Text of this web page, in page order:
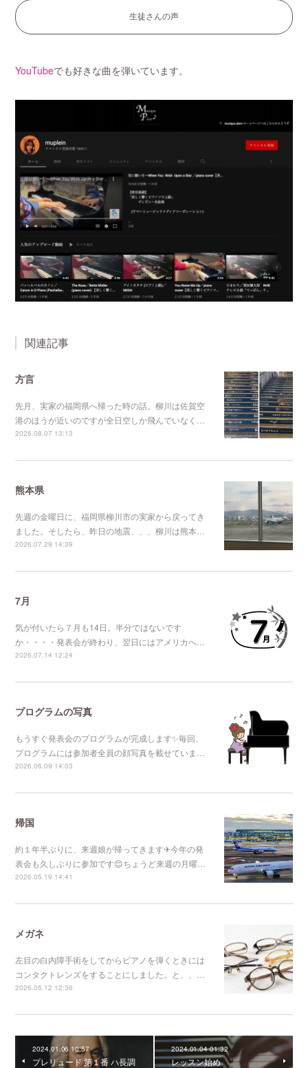
生徒さんの声
YouTubeでも好きな曲を弾いています。
関連記事
方言
先月、実家の福岡県へ帰った時の話。柳川は佐賀空
港のほうが近いのですが全日空しか飛んでいなく…
2026.08.07 13:13
熊本県
先週の金曜日に、福岡県柳川市の実家から戻ってき
ました。そしたら、昨日の地震、、、柳川は熊本…
2026.07.29 14:39
7月
気が付いたら７月も14日。半分ではないです
か・・・・発表会が終わり、翌日にはアメリカへ…
2026.07.14 12:24
プログラムの写真
もうすぐ発表会のプログラムが完成します✨毎回、
プログラムには参加者全員の顔写真を載せていま…
2026.06.09 14:03
帰国
約１年半ぶりに、来週娘が帰ってきます✈今年の発
表会も久しぶりに参加です😊ちょうど来週の月曜…
2026.05.19 14:41
メガネ
左目の白内障手術をしてからピアノを弾くときには
コンタクトレンズをすることにしました。と、、…
2026.05.12 12:36
2024.01.06 10:57
プレリュード 第１番 ハ長調
2024.01.04 01:32
レッスン始め